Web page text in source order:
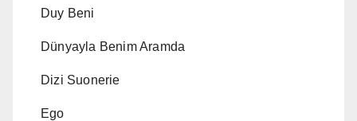
Duy Beni
Dünyayla Benim Aramda
Dizi Suonerie
Ego